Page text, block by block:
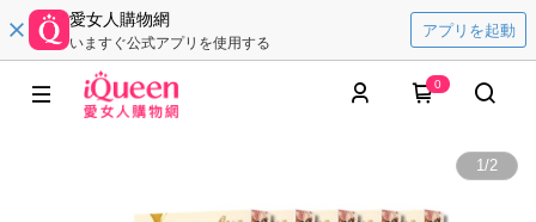
愛女人購物網
いますぐ公式アプリを使用する
アプリを起動
0
1/2